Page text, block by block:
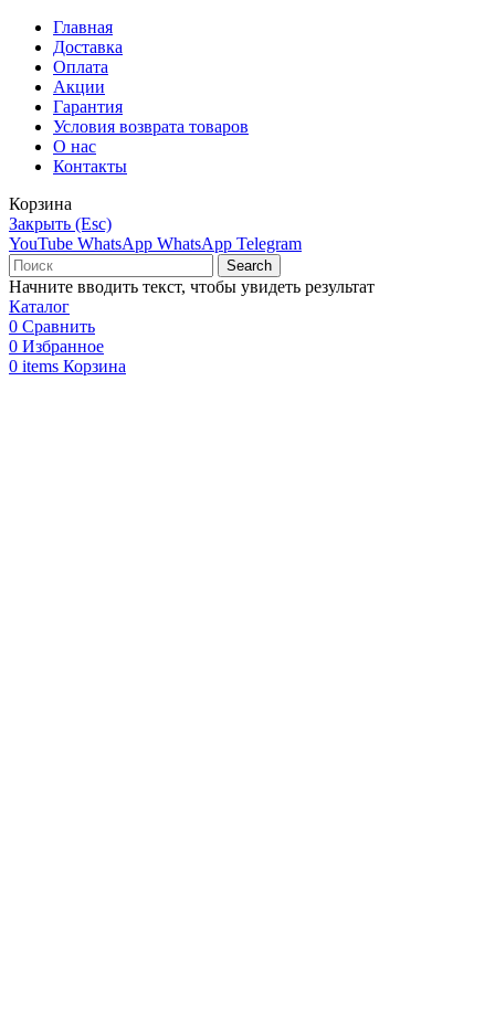
Главная
Доставка
Оплата
Акции
Гарантия
Условия возврата товаров
О нас
Контакты
Корзина
Закрыть (Esc)
YouTube WhatsApp WhatsApp Telegram
Search
Начните вводить текст, чтобы увидеть результат
Каталог
0 Сравнить
0 Избранное
0 items Корзина